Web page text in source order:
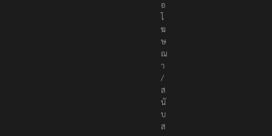
อ
โ
ฆ
ษ
ณ
า
/
ส
นั
บ
ส